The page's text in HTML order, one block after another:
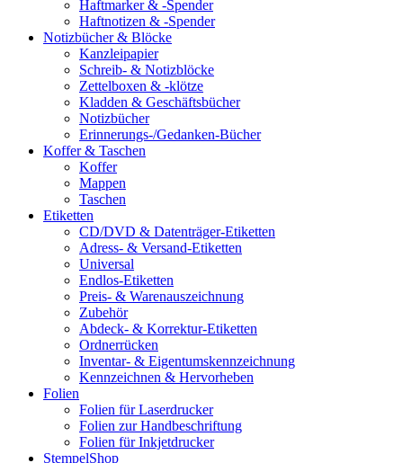
Haftmarker & -Spender
Haftnotizen & -Spender
Notizbücher & Blöcke
Kanzleipapier
Schreib- & Notizblöcke
Zettelboxen & -klötze
Kladden & Geschäftsbücher
Notizbücher
Erinnerungs-/Gedanken-Bücher
Koffer & Taschen
Koffer
Mappen
Taschen
Etiketten
CD/DVD & Datenträger-Etiketten
Adress- & Versand-Etiketten
Universal
Endlos-Etiketten
Preis- & Warenauszeichnung
Zubehör
Abdeck- & Korrektur-Etiketten
Ordnerrücken
Inventar- & Eigentumskennzeichnung
Kennzeichnen & Hervorheben
Folien
Folien für Laserdrucker
Folien zur Handbeschriftung
Folien für Inkjetdrucker
StempelShop